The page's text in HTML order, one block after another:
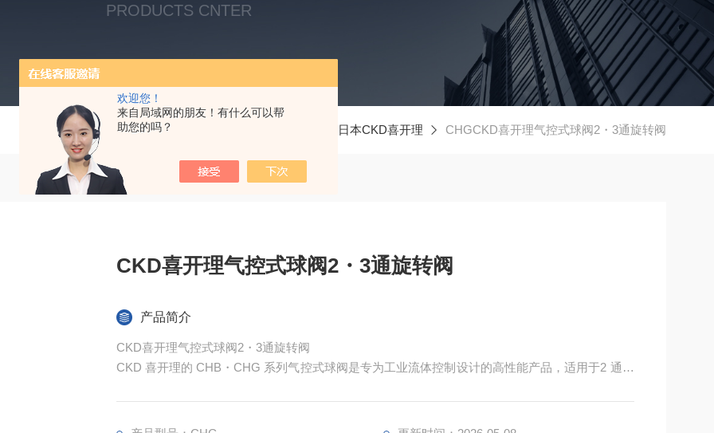
欢迎您！
来自局域网的朋友！有什么可以帮
助您的吗？
PRODUCTS CNTER
当前位置：首页 日本CKD喜开理 CHGCKD喜开理气控式球阀2・3通旋转阀
CKD喜开理气控式球阀2・3通旋转阀
产品简介
CKD喜开理气控式球阀2・3通旋转阀
CKD 喜开理的 CHB・CHG 系列气控式球阀是专为工业流体控制设计的高性能产品，适用于2 通和